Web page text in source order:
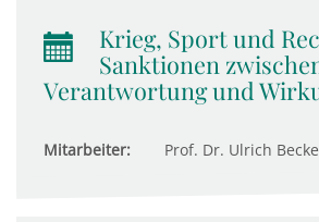
Krieg, Sport und
Sanktionen
Verantwortung und
Mitarbeiter: Prof. Dr. Ulrich